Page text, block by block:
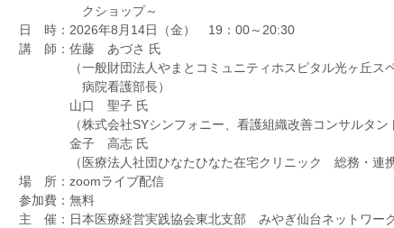
クショップ～
日 時：2026年8月14日（金） 19：00～20:30
講 師：佐藤 あづさ 氏
（一般財団法人やまとコミュニティホスピタル光ヶ丘スペ
病院看護部長）
山口 聖子 氏
（株式会社SYシンフォニー、看護組織改善コンサルタン
金子 高志 氏
（医療法人社団ひなたひなた在宅クリニック 総務・連携
場 所：zoomライブ配信
参加費：無料
主 催：日本医療経営実践協会東北支部 みやぎ仙台ネットワー